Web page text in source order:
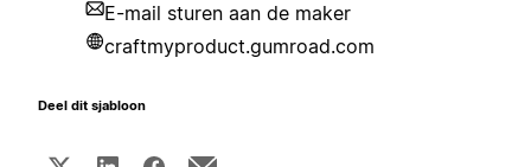
E-mail sturen aan de maker
craftmyproduct.gumroad.com
Deel dit sjabloon